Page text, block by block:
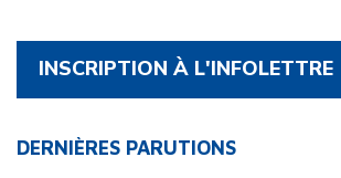
INSCRIPTION À L'INFOLETTRE
DERNIÈRES PARUTIONS